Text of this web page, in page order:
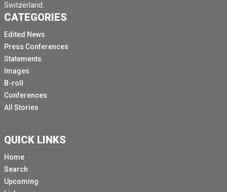
Switzerland.
CATEGORIES
Edited News
Press Conferences
Statements
Images
B-roll
Conferences
All Stories
QUICK LINKS
Home
Search
Upcoming